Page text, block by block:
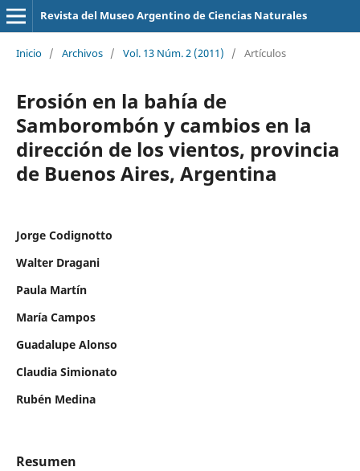
Revista del Museo Argentino de Ciencias Naturales
Inicio / Archivos / Vol. 13 Núm. 2 (2011) / Artículos
Erosión en la bahía de
Samborombón y cambios en la
dirección de los vientos, provincia
de Buenos Aires, Argentina
Jorge Codignotto
Walter Dragani
Paula Martín
María Campos
Guadalupe Alonso
Claudia Simionato
Rubén Medina
Resumen